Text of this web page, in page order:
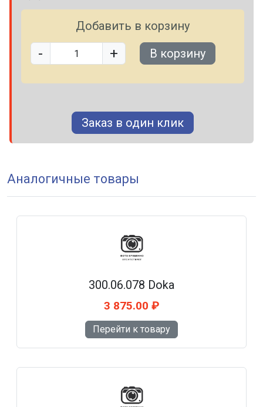
Добавить в корзину
- + В корзину
Заказ в один клик
Аналогичные товары
300.06.078 Doka
3 875.00 ₽
Перейти к товару